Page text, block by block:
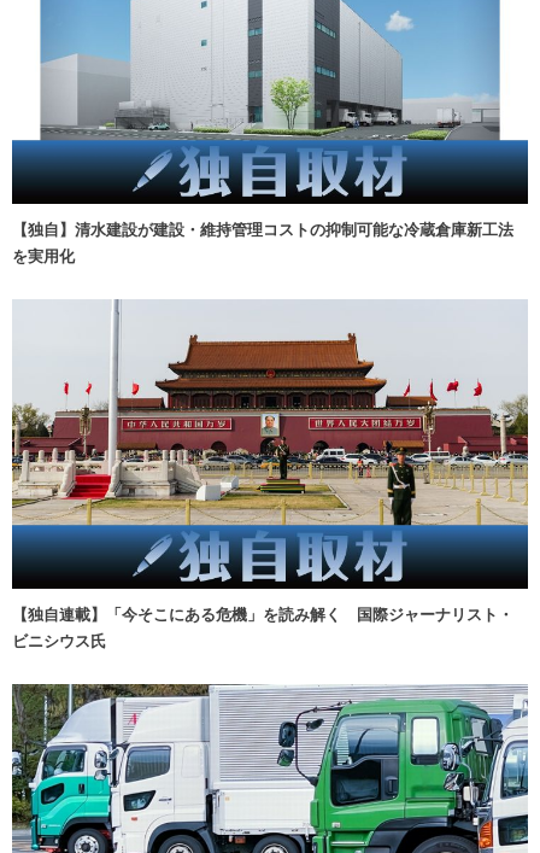
【独自】清水建設が建設・維持管理コストの抑制可能な冷蔵倉庫新工法
を実用化
【独自連載】「今そこにある危機」を読み解く 国際ジャーナリスト・
ビニシウス氏